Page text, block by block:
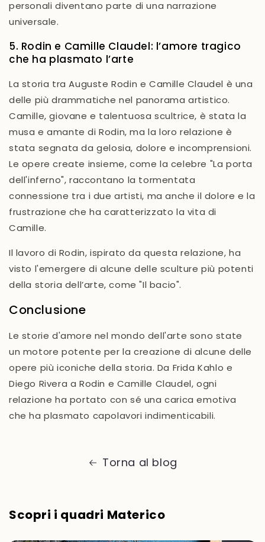
personali diventano parte di una narrazione
universale.
5. Rodin e Camille Claudel: l’amore tragico
che ha plasmato l’arte
La storia traAuguste Rodin eCamille Claudel è una
delle più drammatiche nel panorama artistico.
Camille, giovane e talentuosa scultrice, è stata la
musa e amante di Rodin, ma la loro relazione è
stata segnata dagelosia, dolore e incomprensioni.
Le opere create insieme, come la celebre "La porta
dell'inferno", raccontano la tormentata
connessione tra i due artisti, ma anche il dolore e la
frustrazione che ha caratterizzato la vita di
Camille.
Il lavoro di Rodin, ispirato da questa relazione, ha
visto l'emergere di alcune delle sculture più potenti
della storia dell’arte, come"Il bacio".
Conclusione
Le storie d'amore nel mondo dell'arte sono state
un motore potente per la creazione di alcune delle
opere più iconiche della storia. Da Frida Kahlo e
Diego Rivera a Rodin e Camille Claudel, ogni
relazione ha portato con sé una carica emotiva
che ha plasmato capolavori indimenticabili.
Torna al blog
Scopri i quadri Materico